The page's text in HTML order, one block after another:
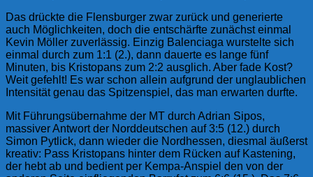
Das drückte die Flensburger zwar zurück und generierte
auch Möglichkeiten, doch die entschärfte zunächst einmal
Kevin Möller zuverlässig. Einzig Balenciaga wurstelte sich
einmal durch zum 1:1 (2.), dann dauerte es lange fünf
Minuten, bis Kristopans zum 2:2 ausglich. Aber fade Kost?
Weit gefehlt! Es war schon allein aufgrund der unglaublichen
Intensität genau das Spitzenspiel, das man erwarten durfte.
Mit Führungsübernahme der MT durch Adrian Sipos,
massiver Antwort der Norddeutschen auf 3:5 (12.) durch
Simon Pytlick, dann wieder die Nordhessen, diesmal äußerst
kreativ: Pass Kristopans hinter dem Rücken auf Kastening,
der hebt ab und bedient per Kempa-Anspiel den von der